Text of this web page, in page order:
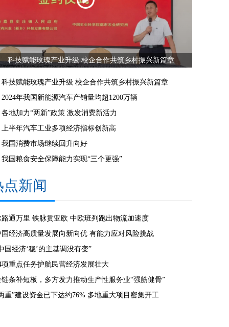
科技赋能玫瑰产业升级 校企合作共筑乡村振兴新篇章
科技赋能玫瑰产业升级 校企合作共筑乡村振兴新篇章
2024年我国新能源汽车产销量均超1200万辆
各地加力“两新”政策 激发消费新活力
上半年汽车工业多项经济指标创新高
我国消费市场继续回升向好
我国粮食安全保障能力实现“三个更强”
点新闻
路通万里 铁脉贯亚欧 中欧班列跑出物流加速度
国经济高质量发展向新向优 有能力应对风险挑战
国经济‘稳’的主基调没有变”
项重点任务护航民营经济发展壮大
链条补短板，多方发力推动生产性服务业“强筋健骨”
重”建设资金已下达约76% 多地重大项目密集开工